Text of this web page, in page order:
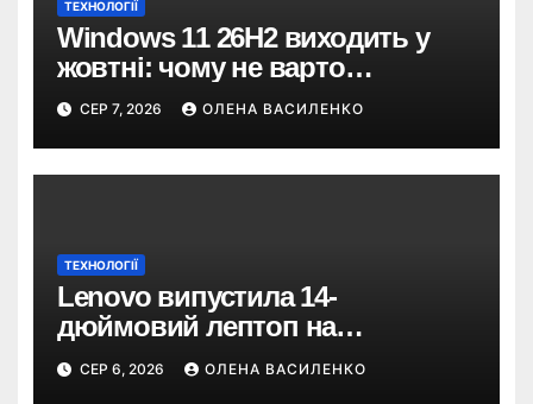
ТЕХНОЛОГІЇ
Windows 11 26H2 виходить у
жовтні: чому не варто
пропускати це оновлення
СЕР 7, 2026 ОЛЕНА ВАСИЛЕНКО
ТЕХНОЛОГІЇ
Lenovo випустила 14-
дюймовий лептоп на
Snapdragon X2 з автономністю
понад 33 години
СЕР 6, 2026 ОЛЕНА ВАСИЛЕНКО